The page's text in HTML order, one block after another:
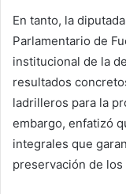
En tanto, la
Parlamentario de
institucional de la
resultados
ladrilleros para la
embargo, enfatizó
integrales que
preservación de